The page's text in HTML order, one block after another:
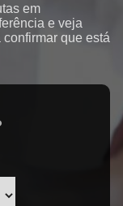
em
e veja
que está